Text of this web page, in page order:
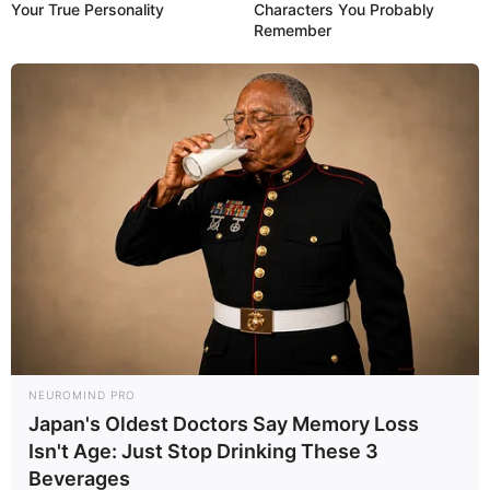
Your True Personality
Characters You Probably
Remember
NEUROMIND PRO
Japan's Oldest Doctors Say Memory Loss
Isn't Age: Just Stop Drinking These 3
Beverages